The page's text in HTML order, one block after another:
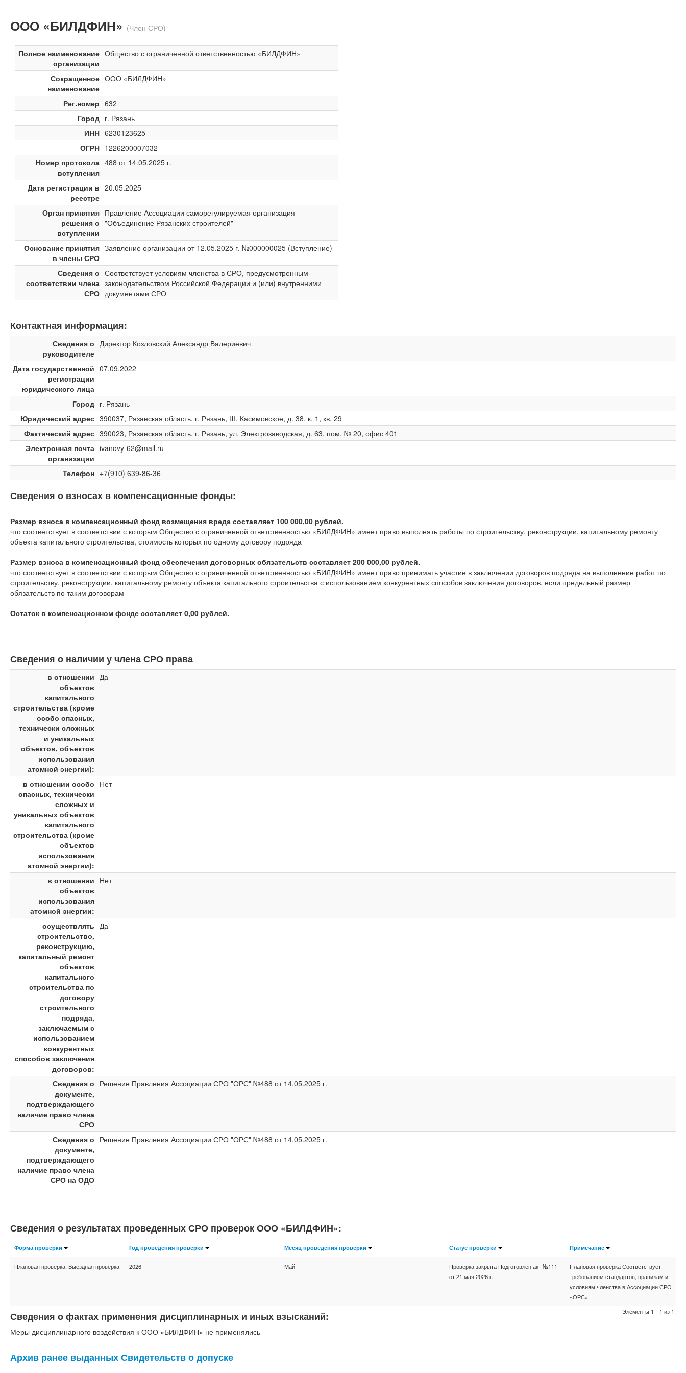
ООО «БИЛДФИН» (Член СРО)
Полное наименование
организации
Общество с ограниченной ответственностью «БИЛДФИН»
Сокращенное
наименование
ООО «БИЛДФИН»
Рег.номер 632
Город г. Рязань
ИНН 6230123625
ОГРН 1226200007032
Номер протокола
вступления
488 от 14.05.2025 г.
Дата регистрации в
реестре
20.05.2025
Орган принятия
решения о
вступлении
Правление Ассоциации саморегулируемая организация
"Объединение Рязанских строителей"
Основание принятия
в члены СРО
Заявление организации от 12.05.2025 г. №000000025 (Вступление)
Сведения о
соответствии члена
СРО
Соответствует условиям членства в СРО, предусмотренным
законодательством Российской Федерации и (или) внутренними
документами СРО
Контактная информация:
Сведения о
руководителе
Директор Козловский Александр Валериевич
Дата государственной
регистрации
юридического лица
07.09.2022
Город г. Рязань
Юридический адрес 390037, Рязанская область, г. Рязань, Ш. Касимовское, д. 38, к. 1, кв. 29
Фактический адрес 390023, Рязанская область, г. Рязань, ул. Электрозаводская, д. 63, пом. № 20, офис 401
Электронная почта
организации
ivanovy-62@mail.ru
Телефон +7(910) 639-86-36
Сведения о взносах в компенсационные фонды:
Размер взноса в компенсационный фонд возмещения вреда составляет 100 000,00 рублей.
что соответствует в соответствии с которым Общество с ограниченной ответственностью «БИЛДФИН» имеет право выполнять работы по строительству, реконструкции, капитальному ремонту
объекта капитального строительства, стоимость которых по одному договору подряда
Размер взноса в компенсационный фонд обеспечения договорных обязательств составляет 200 000,00 рублей.
что соответствует в соответствии с которым Общество с ограниченной ответственностью «БИЛДФИН» имеет право принимать участие в заключении договоров подряда на выполнение работ по
строительству, реконструкции, капитальному ремонту объекта капитального строительства с использованием конкурентных способов заключения договоров, если предельный размер
обязательств по таким договорам
Остаток в компенсационном фонде составляет 0,00 рублей.
Сведения о наличии у члена СРО права
в отношении
объектов
капитального
строительства (кроме
особо опасных,
технически сложных
и уникальных
объектов, объектов
использования
атомной энергии):
Да
в отношении особо
опасных, технически
сложных и
уникальных объектов
капитального
строительства (кроме
объектов
использования
атомной энергии):
Нет
в отношении
объектов
использования
атомной энергии:
Нет
осуществлять
строительство,
реконструкцию,
капитальный ремонт
объектов
капитального
строительства по
договору
строительного
подряда,
заключаемым с
использованием
конкурентных
способов заключения
договоров:
Да
Сведения о
документе,
подтверждающего
наличие право члена
СРО
Решение Правления Ассоциации СРО "ОРС" №488 от 14.05.2025 г.
Сведения о
документе,
подтверждающего
наличие право члена
СРО на ОДО
Решение Правления Ассоциации СРО "ОРС" №488 от 14.05.2025 г.
Сведения о результатах проведенных СРО проверок ООО «БИЛДФИН»:
Форма проверки Год проведения проверки Месяц проведения проверки Статус проверки Примечание
Плановая проверка, Выездная проверка 2026 Май
Проверка закрыта Подготовлен акт №111
от 21 мая 2026 г.
Плановая проверка Соответствует
требованиям стандартов, правилам и
условиям членства в Ассоциации СРО
«ОРС».
Элементы 1—1 из 1.
Сведения о фактах применения дисциплинарных и иных взысканий:
Меры дисциплинарного воздействия к ООО «БИЛДФИН» не применялись
Архив ранее выданных Свидетельств о допуске